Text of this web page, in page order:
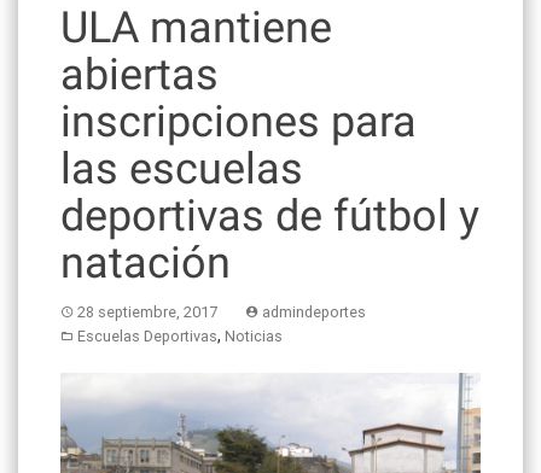
ULA mantiene
abiertas
inscripciones para
las escuelas
deportivas de fútbol y
natación
28 septiembre, 2017
admindeportes
Escuelas Deportivas, Noticias